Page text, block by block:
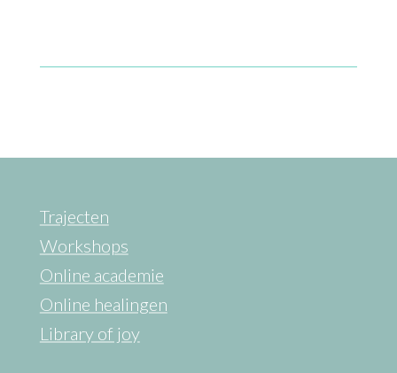
Trajecten
Workshops
Online academie
Online healingen
Library of joy